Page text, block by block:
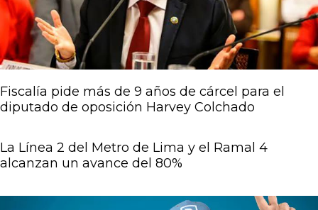
Fiscalía pide más de 9 años de cárcel para el
diputado de oposición Harvey Colchado
La Línea 2 del Metro de Lima y el Ramal 4
alcanzan un avance del 80%